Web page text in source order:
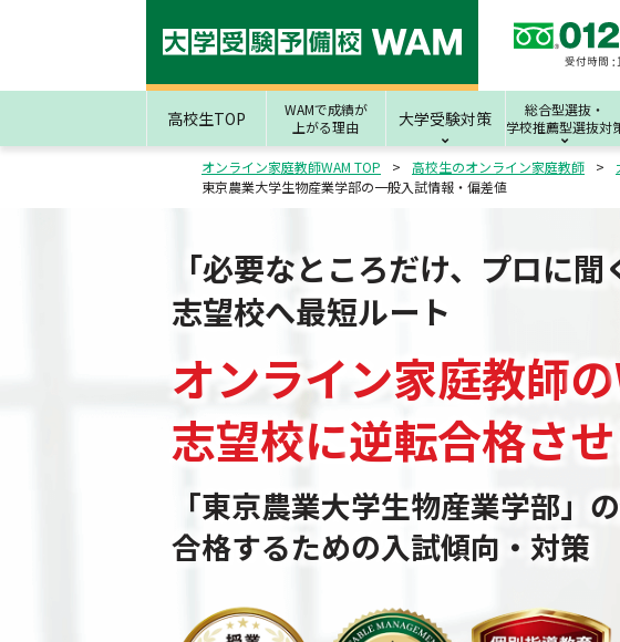
高校生TOP
WAMで成績が
上がる理由
大学受験対策
総合型選抜・
学校推薦型選抜対
オンライン家庭教師WAM TOP 高校生のオンライン家庭教師
東京農業大学生物産業学部の一般入試情報・偏差値
「必要なところだけ、プロに聞
志望校へ最短ルート
オンライン家庭教師の
志望校に逆転合格させ
「東京農業大学生物産業学部」
合格するための⼊試傾向・対策